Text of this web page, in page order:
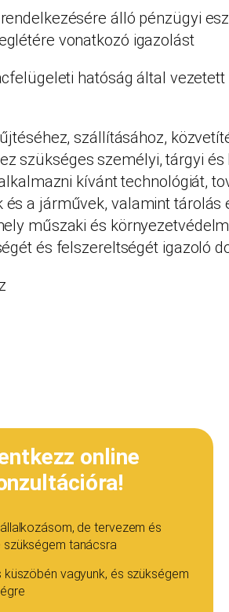
álló pénzügyi
vonatkozó igazolást
hatóság által
szállításához,
szükséges személyi, tárgyi
kívánt technológiát,
és a járművek, valamint tárolás
műszaki és
és felszereltségét igazoló
online
de tervezem és
szükségem tanácsra
küszöbén vagyunk, és szükségem